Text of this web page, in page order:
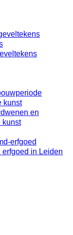
kunst
en
kunst
erfgoed
in Leiden